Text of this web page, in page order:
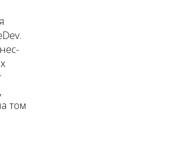
том